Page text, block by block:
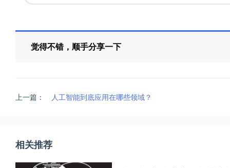
觉得不错，顺手分享一下
上一篇： 人工智能到底应用在哪些领域？
相关推荐